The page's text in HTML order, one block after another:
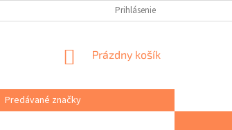
VŠEOBECNÉ OBCHODNÉ
Prihlásenie
NÁKUPNÝ
Prázdny košík
Predávané značky